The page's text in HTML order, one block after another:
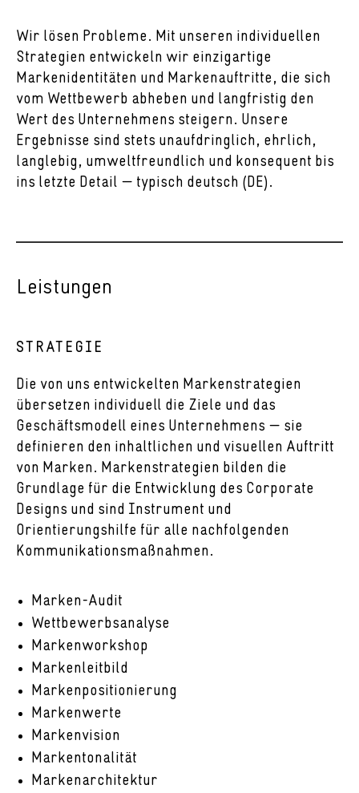
Wir lösen Probleme. Mit unseren individuellen
Strategien entwickeln wir einzigartige
Markenidentitäten und Markenauftritte, die sich
vom Wettbewerb abheben und langfristig den
Wert des Unternehmens steigern. Unsere
Ergebnisse sind stets unaufdringlich, ehrlich,
langlebig, umweltfreundlich und konsequent bis
ins letzte Detail — typisch deutsch (DE).
Leistungen
STRATEGIE
Die von uns entwickelten Markenstrategien
übersetzen individuell die Ziele und das
Geschäftsmodell eines Unternehmens — sie
definieren den inhaltlichen und visuellen Auftritt
von Marken. Markenstrategien bilden die
Grundlage für die Entwicklung des Corporate
Designs und sind Instrument und
Orientierungshilfe für alle nachfolgenden
Kommunikationsmaßnahmen.
Marken-Audit
Wettbewerbsanalyse
Markenworkshop
Markenleitbild
Markenpositionierung
Markenwerte
Markenvision
Markentonalität
Markenarchitektur